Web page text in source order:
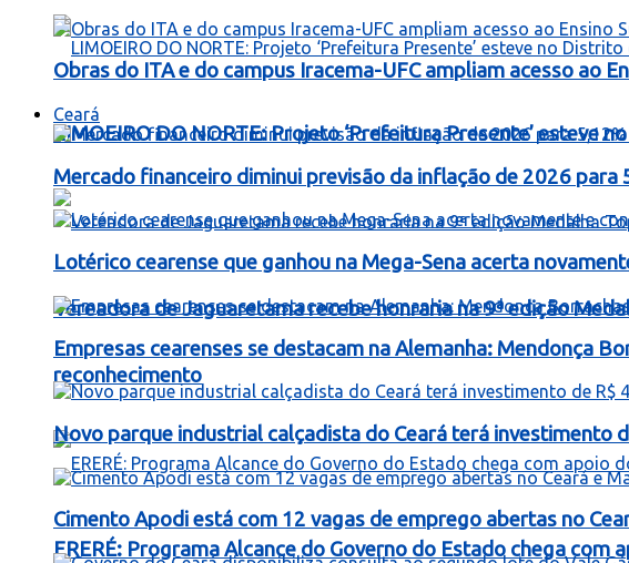
LIMOEIRO DO NORTE: Projeto ‘Prefeitura Presente’ esteve
Vereadora de Jaguaretama recebe honraria na 9ª edição
reconhecimento
ERERÉ: Programa Alcance do Governo do Estado chega com
Obras do ITA e do campus Iracema-UFC ampliam acesso ao
Ceará
Mercado financeiro diminui previsão da inflação de 2026 para
Lotérico cearense que ganhou na Mega-Sena acerta
Empresas cearenses se destacam na Alemanha: Mendonça
Novo parque industrial calçadista do Ceará terá investimento
Cimento Apodi está com 12 vagas de emprego abertas no